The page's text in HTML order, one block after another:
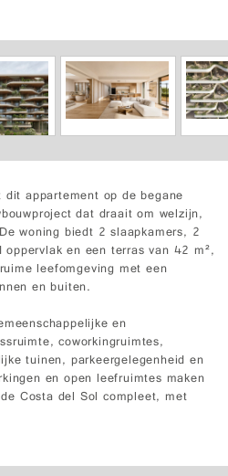
appartement op de begane
dat draait om welzijn,
woning biedt 2 slaapkamers, 2
oppervlak en een terras van 42 m²,
leefomgeving met een
en buiten.
en
coworkingruimtes,
tuinen, parkeergelegenheid en
en open leefruimtes maken
Costa del Sol compleet, met